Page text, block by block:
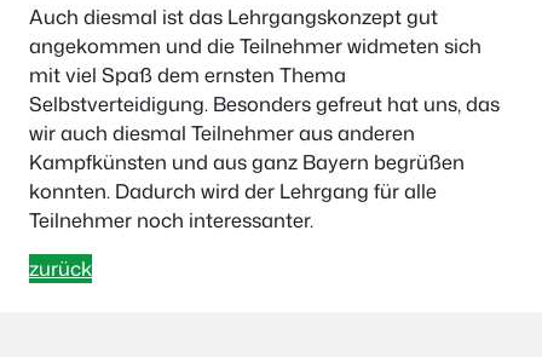
Auch diesmal ist das Lehrgangskonzept gut
angekommen und die Teilnehmer widmeten sich
mit viel Spaß dem ernsten Thema
Selbstverteidigung. Besonders gefreut hat uns, das
wir auch diesmal Teilnehmer aus anderen
Kampfkünsten und aus ganz Bayern begrüßen
konnten. Dadurch wird der Lehrgang für alle
Teilnehmer noch interessanter.
zurück